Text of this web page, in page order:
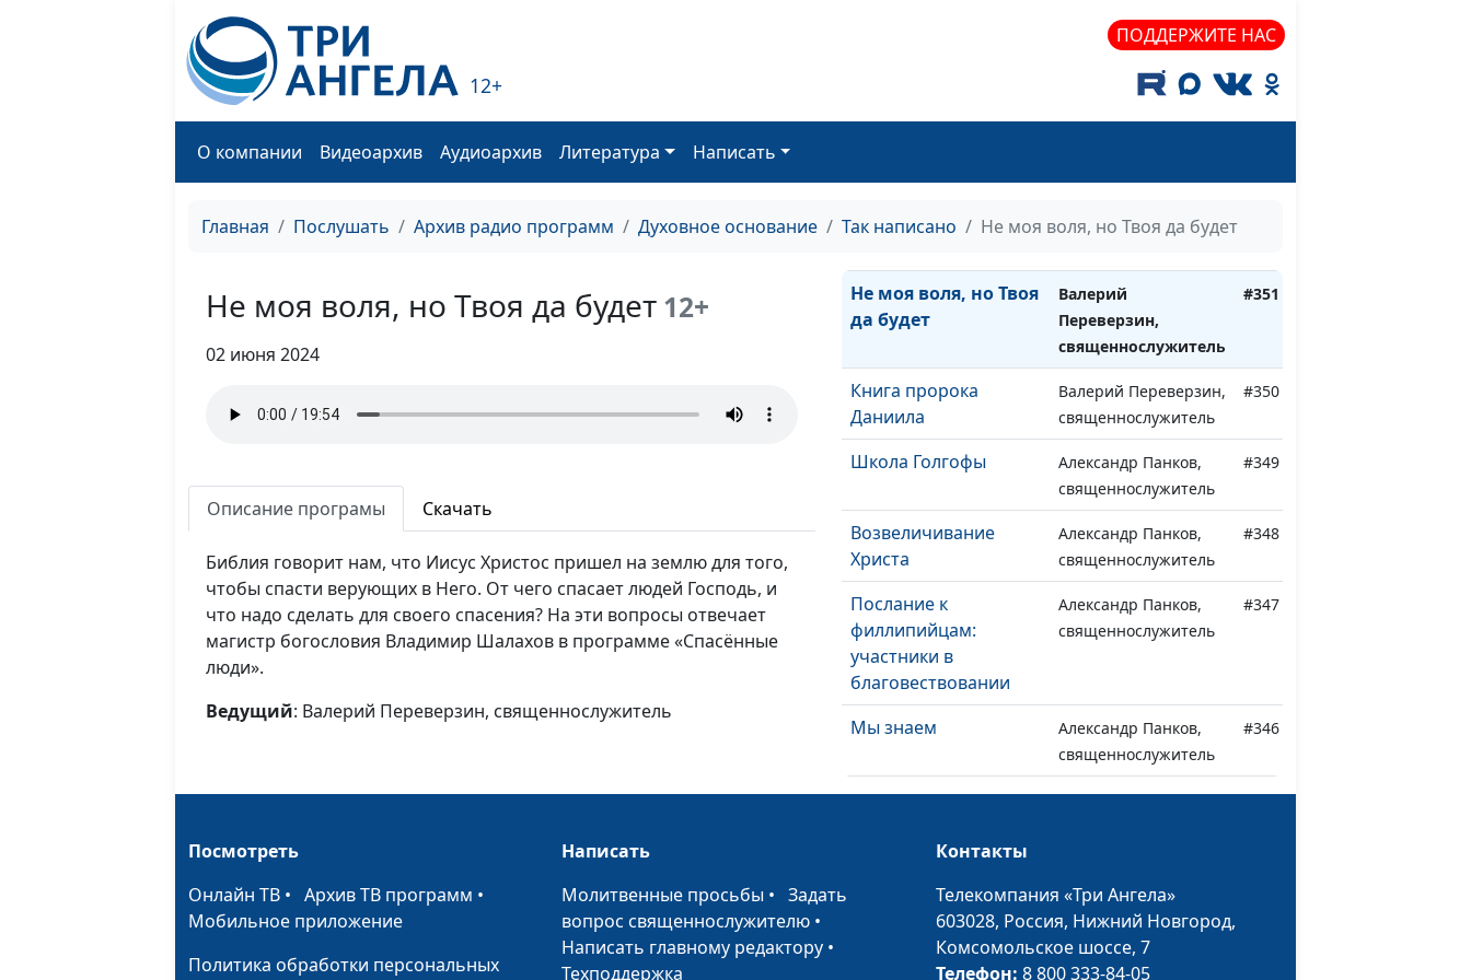
12+
ПОДДЕРЖИТЕ НАС
О компании Видеоархив Аудиоархив Литература Написать
Главная Послушать Архив радио программ Духовное основание Так написано Не моя воля, но Твоя да будет
Не моя воля, но Твоя да будет 12+
02 июня 2024
Описание програмы Скачать
Библия говорит нам, что Иисус Христос пришел на землю для того,
чтобы спасти верующих в Него. От чего спасает людей Господь, и
что надо сделать для своего спасения? На эти вопросы отвечает
магистр богословия Владимир Шалахов в программе «Спасённые
люди».
Ведущий: Валерий Переверзин, священнослужитель
Валерий Переверзин,
священнослужитель
#354
Кто будет веровать и
будет
Валерий Переверзин,
#353
Он взял на Себя наши
Валерий Переверзин,
Не моя воля, но Твоя
да будет
Валерий
Переверзин,
священнослужитель
#351
Книга пророка
Даниила
Валерий Переверзин,
священнослужитель
#350
Школа Голгофы
Александр Панков,
священнослужитель
#349
Возвеличивание
Христа
Александр Панков,
священнослужитель
#348
Послание к
филлипийцам:
участники в
благовествовании
Александр Панков,
священнослужитель
#347
Мы знаем
Александр Панков,
священнослужитель
#346
Дерзновенная
Александр Панков,
#345
священнослужитель
Побеждающая вера
Александр Панков,
священнослужитель
Посмотреть
Онлайн ТВ • Архив ТВ программ •
Мобильное приложение
Политика обработки персональных
Написать
Молитвенные просьбы •Задать
вопрос священнослужителю •
Написать главному редактору •
Техподдержка
Контакты
Телекомпания «Три Ангела»
603028, Россия, Нижний Новгород,
Комсомольское шоссе, 7
Телефон: 8 800 333-84-05